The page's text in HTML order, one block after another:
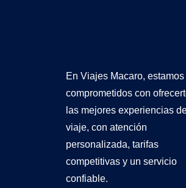
En Viajes Macaro, estamos
comprometidos con
las mejores experiencias
viaje, con atención
personalizada, tarifas
competitivas y un servicio
confiable.